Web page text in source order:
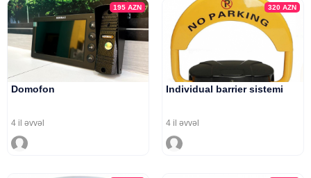
195AZN
Domofon
4 il əvvəl
320 AZN
Individual barrier sistemi
4 il əvvəl